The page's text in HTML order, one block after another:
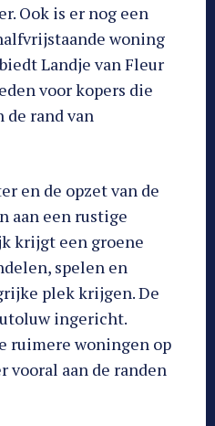
Ook is er nog een
woning
Landje van Fleur
voor kopers die
rand van
en de opzet van de
aan een rustige
krijgt een groene
spelen en
plek krijgen. De
ingericht.
ruimere woningen op
vooral aan de randen